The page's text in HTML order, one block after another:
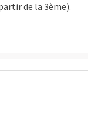
de la 3ème).